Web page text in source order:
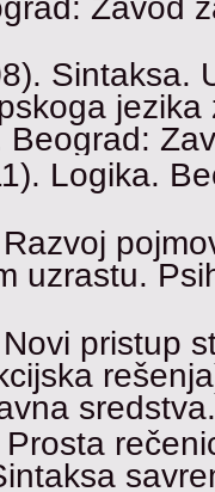
Sintaksa.
Beograd:
Logika.
uzrastu.
pristup
sredstva.